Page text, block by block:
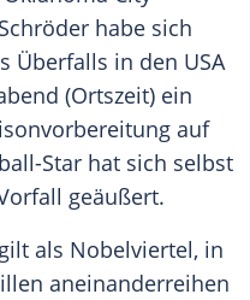
Schröder habe sich
Überfalls in den USA
(Ortszeit) ein
auf
Star hat sich selbst
geäußert.
als Nobelviertel, in
aneinanderreihen